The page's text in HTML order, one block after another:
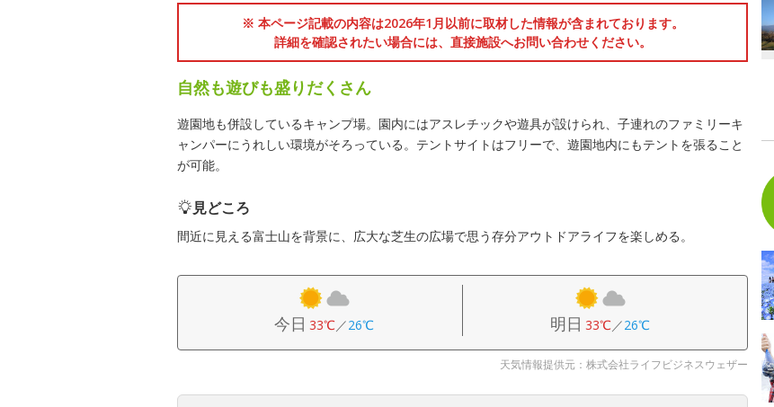
※ 本ページ記載の内容は2026年1月以前に取材した情報が含まれております。
詳細を確認されたい場合には、直接施設へお問い合わせください。
自然も遊びも盛りだくさん
遊園地も併設しているキャンプ場。園内にはアスレチックや遊具が設けられ、子連れのファミリーキ
ャンパーにうれしい環境がそろっている。テントサイトはフリーで、遊園地内にもテントを張ること
が可能。
見どころ
間近に見える富士山を背景に、広大な芝生の広場で思う存分アウトドアライフを楽しめる。
今日 33℃／26℃ 明日 33℃／26℃
天気情報提供元：株式会社ライフビジネスウェザー